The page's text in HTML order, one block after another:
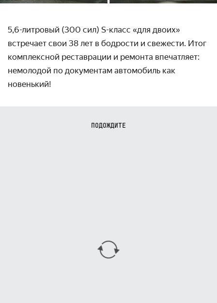
5,6-литровый (300 сил) S-класс «для двоих»
встречает свои 38 лет в бодрости и свежести. Итог
комплексной реставрации и ремонта впечатляет:
немолодой по документам автомобиль как
новенький!
ПОДОЖДИТЕ